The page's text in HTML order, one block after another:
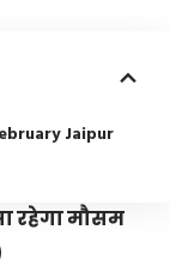
Jaipur
रहेगा मौसम